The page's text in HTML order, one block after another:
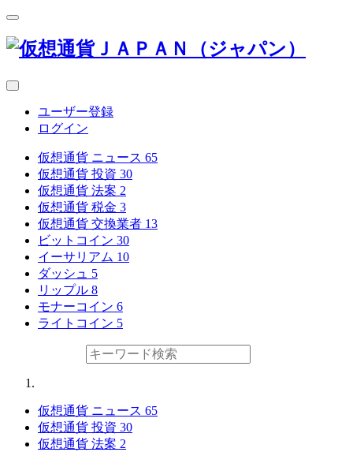
ユーザー登録
ログイン
仮想通貨 ニュース 65
仮想通貨 投資 30
仮想通貨 法案 2
仮想通貨 税金 3
仮想通貨 交換業者 13
ビットコイン 30
イーサリアム 10
ダッシュ 5
リップル 8
モナーコイン 6
ライトコイン 5
仮想通貨 ニュース 65
仮想通貨 投資 30
仮想通貨 法案 2